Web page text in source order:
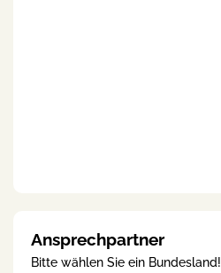
Ansprechpartner
Bitte wählen Sie ein Bundesland!